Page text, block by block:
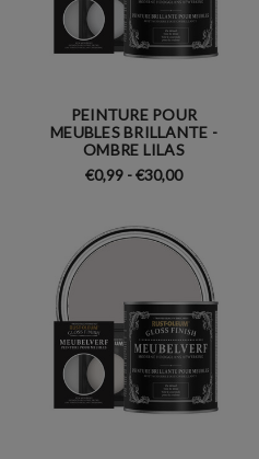
PEINTURE POUR
MEUBLES BRILLANTE -
OMBRE LILAS
€0,99 - €30,00